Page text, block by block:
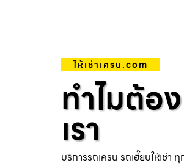
ให้เช่าเครน.com
ทำไมต้อ
เรา
บริการรถเครน รถเฮี๊ยบให้เช่